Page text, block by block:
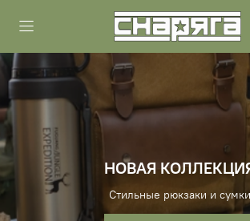
НОВАЯ
Стильные рюкзаки и сумки